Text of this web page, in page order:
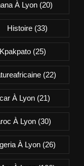
À Lyon(20)
Histoire(33)
Kpakpato(25)
(22)
À Lyon (21)
À Lyon(30)
À Lyon (26)